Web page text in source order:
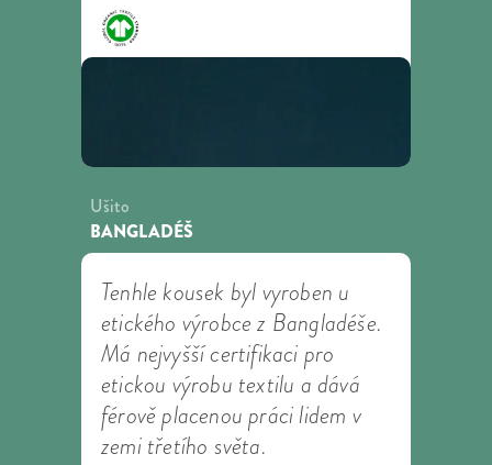
Ušito
BANGLADÉŠ
Tenhle kousek byl vyroben u
etického výrobce z Bangladéše.
Má nejvyšší certifikaci pro
etickou výrobu textilu a dává
férově placenou práci lidem v
zemi třetího světa.